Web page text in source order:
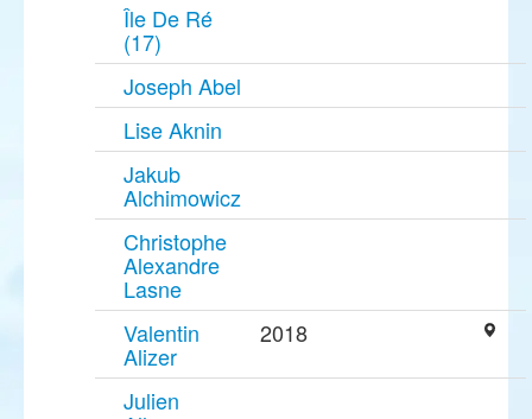
Île De Ré
(17)
Joseph Abel
Lise Aknin
Jakub
Alchimowicz
Christophe
Alexandre
Lasne
Valentin
Alizer
2018
Julien